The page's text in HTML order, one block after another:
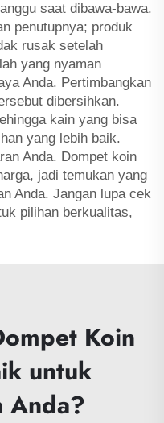
saat dibawa-bawa.
penutupnya; produk
rusak setelah
yang nyaman
Anda. Pertimbangkan
dibersihkan.
kain yang bisa
yang lebih baik.
Anda. Dompet koin
jadi temukan yang
Anda. Jangan lupa cek
pilihan berkualitas,
Koin
untuk
Anda?